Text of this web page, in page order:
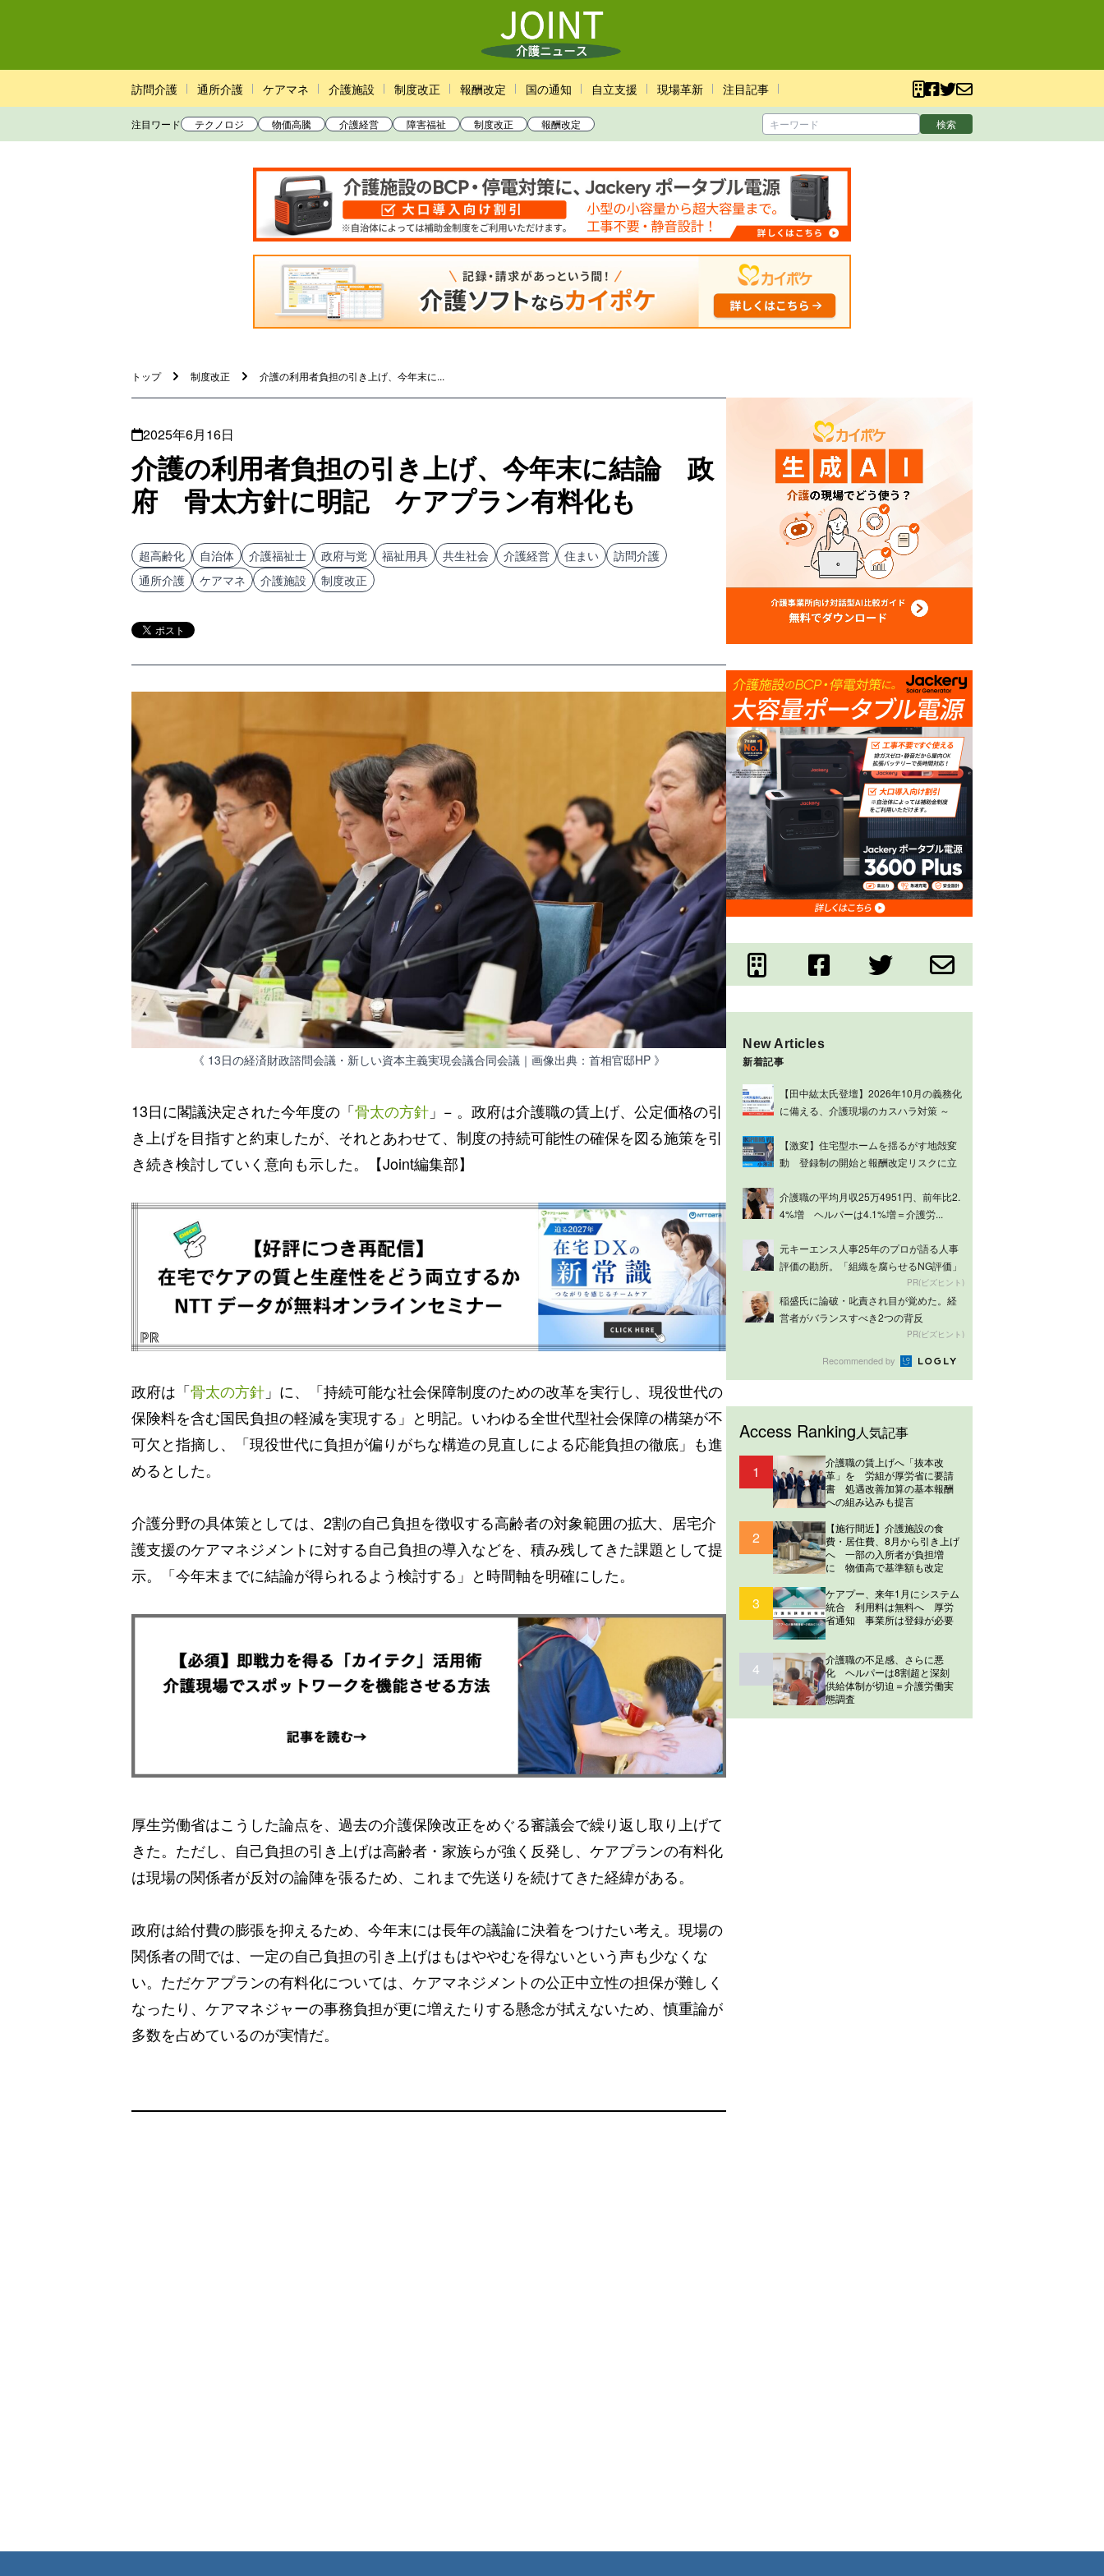
訪問介護 通所介護 ケアマネ 介護施設 制度改正 報酬改定 国の通知 自立支援 現場革新 注目記事
注目ワード テクノロジ 物価高騰 介護経営 障害福祉 制度改正 報酬改定 検索
トップ 制度改正 介護の利用者負担の引き上げ、今年末に...
2025年6月16日
介護の利用者負担の引き上げ、今年末に結論 政
府 骨太方針に明記 ケアプラン有料化も
超高齢化 自治体 介護福祉士 政府与党 福祉用具 共生社会 介護経営 住まい
訪問介護
通所介護
ケアマネ 介護施設 制度改正
《 13日の経済財政諮問会議・新しい資本主義実現会議合同会議｜画像出典：首相官邸HP 》
13日に閣議決定された今年度の「骨太の方針 」− 。政府は介護職の賃上げ、公定価格の引
き上げを目指すと約束したが、それとあわせて、制度の持続可能性の確保を図る施策を引
き続き検討していく意向も示した。【Joint編集部】
政府は「骨太の方針 」に、「持続可能な社会保障制度のための改革を実行し、現役世代の
保険料を含む国民負担の軽減を実現する」と明記。いわゆる全世代型社会保障の構築が不
可欠と指摘し、「現役世代に負担が偏りがちな構造の見直しによる応能負担の徹底」も進
めるとした。
介護分野の具体策としては、2割の自己負担を徴収する高齢者の対象範囲の拡大、居宅介
護支援のケアマネジメントに対する自己負担の導入などを、積み残してきた課題として提
示。「今年末までに結論が得られるよう検討する」と時間軸を明確にした。
厚生労働省はこうした論点を、過去の介護保険改正をめぐる審議会で繰り返し取り上げて
きた。ただし、自己負担の引き上げは高齢者・家族らが強く反発し、ケアプランの有料化
は現場の関係者が反対の論陣を張るため、これまで先送りを続けてきた経緯がある。
政府は給付費の膨張を抑えるため、今年末には長年の議論に決着をつけたい考え。現場の
関係者の間では、一定の自己負担の引き上げはもはややむを得ないという声も少なくな
い。ただケアプランの有料化については、ケアマネジメントの公正中立性の担保が難しく
なったり、ケアマネジャーの事務負担が更に増えたりする懸念が拭えないため、慎重論が
多数を占めているのが実情だ。
New Articles
新着記事
【田中紘太氏登壇】2026年10月の義務化
に備える、介護現場のカスハラ対策 ～
【激変】住宅型ホームを揺るがす地殻変
動 登録制の開始と報酬改定リスクに立
介護職の平均月収25万4951円、前年比2.
4%増 ヘルパーは4.1%増＝介護労...
元キーエンス人事25年のプロが語る人事
評価の勘所。「組織を腐らせるNG評価」
PR(ビズヒント)
稲盛氏に論破・叱責され目が覚めた。経
営者がバランスすべき2つの背反
PR(ビズヒント)
Recommended by
Access Ranking人気記事
1
介護職の賃上げへ「抜本改
革」を 労組が厚労省に要請
書 処遇改善加算の基本報酬
への組み込みも提言
2
【施行間近】介護施設の食
費・居住費、8月から引き上げ
へ 一部の入所者が負担増
に 物価高で基準額も改定
3
ケアプー、来年1月にシステム
統合 利用料は無料へ 厚労
省通知 事業所は登録が必要
4
介護職の不足感、さらに悪
化 ヘルパーは8割超と深刻
供給体制が切迫＝介護労働実
態調査